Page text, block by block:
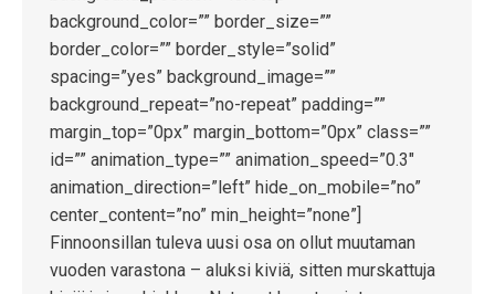
background_color=”” border_size=””
border_color=”” border_style=”solid”
spacing=”yes” background_image=””
background_repeat=”no-repeat” padding=””
margin_top=”0px” margin_bottom=”0px” class=””
id=”” animation_type=”” animation_speed=”0.3″
animation_direction=”left” hide_on_mobile=”no”
center_content=”no” min_height=”none”]
Finnoonsillan tuleva uusi osa on ollut muutaman
vuoden varastona – aluksi kiviä, sitten murskattuja